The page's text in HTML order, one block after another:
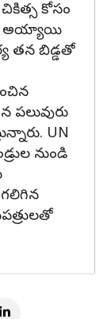
కోసం
అయ్యాయి
తన బిడ్డతో
UN
నుండి